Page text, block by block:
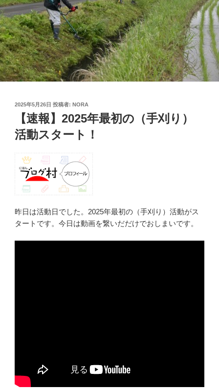
投
2025年5月26日 投稿者: NORA
【速報】2025年最初の（手刈り）
活動スタート！
昨日は活動日でした。2025年最初の（手刈り）活動がス
タートです。今日は動画を繋いだだけでおしまいです。